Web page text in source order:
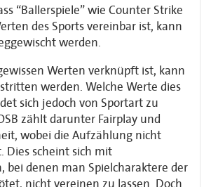
“Ballerspiele” wie Counter Strike
des Sports vereinbar ist, kann
werden.
Werten verknüpft ist, kann
werden. Welche Werte dies
sich jedoch von Sportart zu
zählt darunter Fairplay und
wobei die Aufzählung nicht
Dies scheint sich mit
bei denen man Spielcharaktere der
nicht vereinen zu lassen. Doch